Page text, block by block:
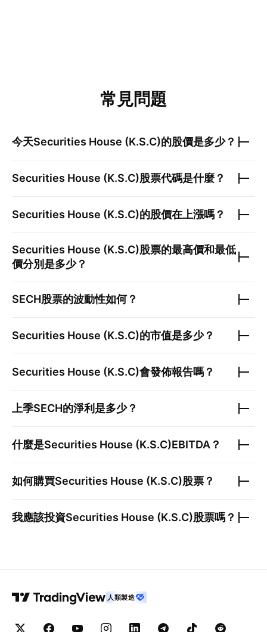
常見問題
今天Securities House (K.S.C)的股價是多少？
Securities House (K.S.C)股票代碼是什麼？
Securities House (K.S.C)的股價在上漲嗎？
Securities House (K.S.C)股票的最高價和最低
價分別是多少？
SECH股票的波動性如何？
Securities House (K.S.C)的市值是多少？
Securities House (K.S.C)會發佈報告嗎？
上季SECH的淨利是多少？
什麼是Securities House (K.S.C)EBITDA？
如何購買Securities House (K.S.C)股票？
我應該投資Securities House (K.S.C)股票嗎？
人類製造